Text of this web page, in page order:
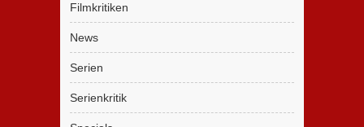
Filmkritiken
News
Serien
Serienkritik